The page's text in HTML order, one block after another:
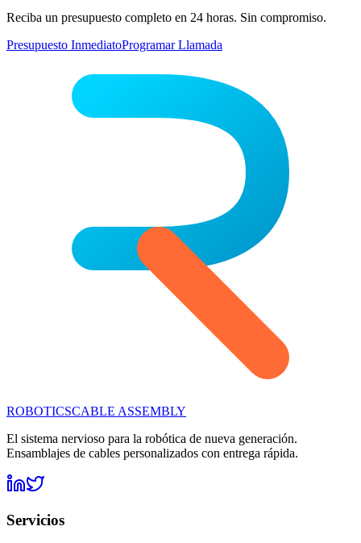
Reciba un presupuesto completo en 24 horas. Sin compromiso.
Presupuesto InmediatoProgramar Llamada
ROBOTICSCABLE ASSEMBLY
El sistema nervioso para la robótica de nueva generación.
Ensamblajes de cables personalizados con entrega rápida.
Servicios